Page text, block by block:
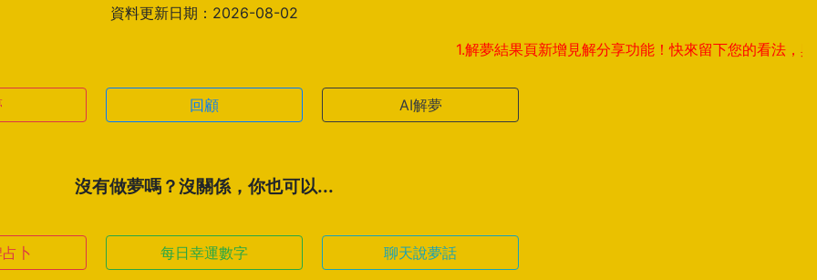
資料更新日期：2026-08-02
1.解夢結果頁新增見解分享功能！快來留下您的看法，與全球
回顧 AI解夢
沒有做夢嗎？沒關係，你也可以...
卜 每日幸運數字 聊天說夢話